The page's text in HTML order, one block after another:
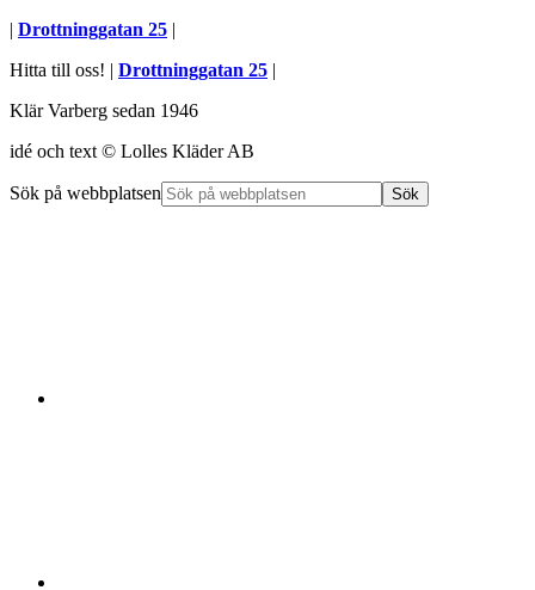
| Drottninggatan 25 |
Hitta till oss! | Drottninggatan 25 |
Klär Varberg sedan 1946
idé och text © Lolles Kläder AB
Sök på webbplatsen